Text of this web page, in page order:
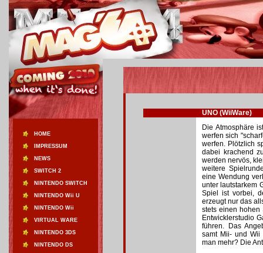
HOME
IMPRESSUM
NEWS
SWITCH 2
NINTENDO SWITCH
NINTENDO Wii U
NINTENDO Wii
VIRTUAL WARE
NINTENDO 3DS
NINTENDO DS
UNO (WiiWare)
Die Atmosphäre
werfen sich
werfen. Plötzlich
dabei krachend
werden nervös,
weitere
eine Wendung
unter lautstarkem
Spiel ist vorbei,
erzeugt nur das
stets einen hohen
Entwicklerstudio
führen. Das
samt Mii- und Wii
man mehr? Die